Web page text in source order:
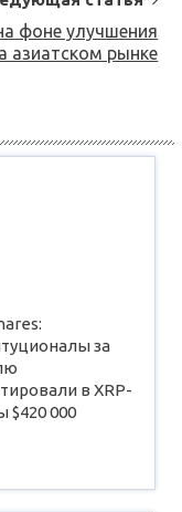
фоне улучшения
азиатском рынке
за
в XRP-
$420 000